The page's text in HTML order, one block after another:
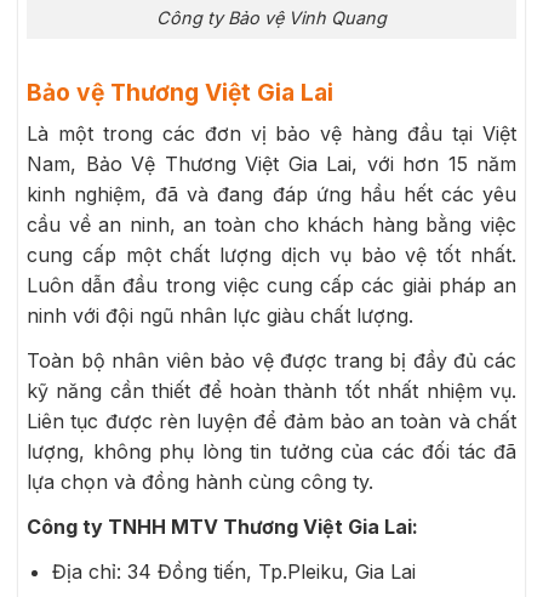
Công ty Bảo vệ Vinh Quang
Bảo vệ Thương Việt Gia Lai
Là một trong các đơn vị bảo vệ hàng đầu tại Việt
Nam, Bảo Vệ Thương Việt Gia Lai, với hơn 15 năm
kinh nghiệm, đã và đang đáp ứng hầu hết các yêu
cầu về an ninh, an toàn cho khách hàng bằng việc
cung cấp một chất lượng dịch vụ bảo vệ tốt nhất.
Luôn dẫn đầu trong việc cung cấp các giải pháp an
ninh với đội ngũ nhân lực giàu chất lượng.
Toàn bộ nhân viên bảo vệ được trang bị đầy đủ các
kỹ năng cần thiết để hoàn thành tốt nhất nhiệm vụ.
Liên tục được rèn luyện để đảm bảo an toàn và chất
lượng, không phụ lòng tin tưởng của các đối tác đã
lựa chọn và đồng hành cùng công ty.
Công ty TNHH MTV Thương Việt Gia Lai:
Địa chỉ: 34 Đồng tiến, Tp.Pleiku, Gia Lai